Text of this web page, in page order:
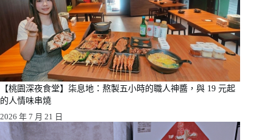
【桃園深夜食堂】柒息地：熬製五小時的職人神醬，與 19 元起
的人情味串燒
2026 年 7 月 21 日